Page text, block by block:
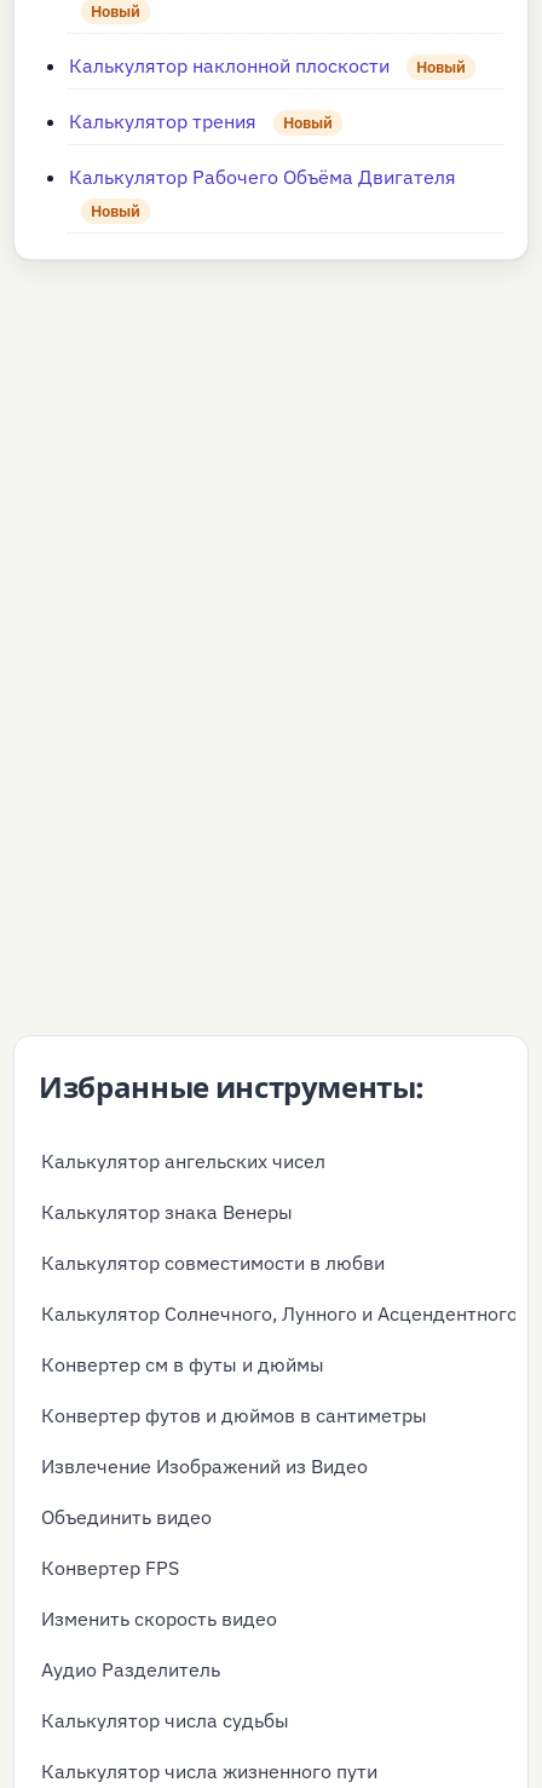
Новый
Калькулятор наклонной плоскости Новый
Калькулятор трения Новый
Калькулятор Рабочего Объёма Двигателя
Новый
Избранные инструменты:
Калькулятор ангельских чисел
Калькулятор знака Венеры
Калькулятор совместимости в любви
Калькулятор Солнечного, Лунного и Асцендентного
Конвертер см в футы и дюймы
Конвертер футов и дюймов в сантиметры
Извлечение Изображений из Видео
Объединить видео
Конвертер FPS
Изменить скорость видео
Аудио Разделитель
Калькулятор числа судьбы
Калькулятор числа жизненного пути